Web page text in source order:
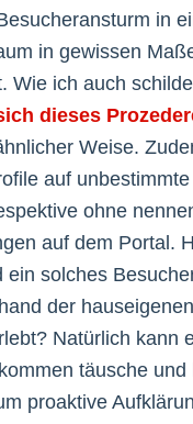
in
in gewissen
Wie ich auch
dieses
Weise.
auf
ohne
auf dem Portal.
ein solches
der
Natürlich kann
täusche und
proaktive